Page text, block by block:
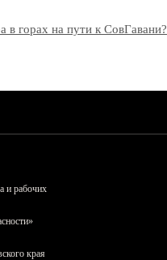
в горах на пути к СовГавани?
и рабочих
края